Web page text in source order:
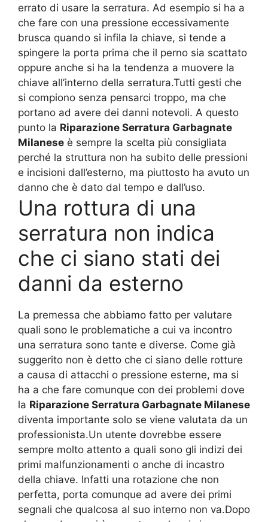
errato di usare la serratura. Ad esempio si ha a
che fare con una pressione eccessivamente
brusca quando si infila la chiave, si tende a
spingere la porta prima che il perno sia scattato
oppure anche si ha la tendenza a muovere la
chiave all’interno della serratura.Tutti gesti che
si compiono senza pensarci troppo, ma che
portano ad avere dei danni notevoli. A questo
punto la Riparazione Serratura Garbagnate
Milanese è sempre la scelta più consigliata
perché la struttura non ha subito delle pressioni
e incisioni dall’esterno, ma piuttosto ha avuto un
danno che è dato dal tempo e dall’uso.
Una rottura di una
serratura non indica
che ci siano stati dei
danni da esterno
La premessa che abbiamo fatto per valutare
quali sono le problematiche a cui va incontro
una serratura sono tante e diverse. Come già
suggerito non è detto che ci siano delle rotture
a causa di attacchi o pressione esterne, ma si
ha a che fare comunque con dei problemi dove
la Riparazione Serratura Garbagnate Milanese
diventa importante solo se viene valutata da un
professionista.Un utente dovrebbe essere
sempre molto attento a quali sono gli indizi dei
primi malfunzionamenti o anche di incastro
della chiave. Infatti una rotazione che non
perfetta, porta comunque ad avere dei primi
segnali che qualcosa al suo interno non va.Dopo